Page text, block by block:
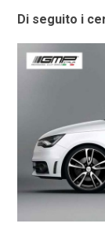
Di seguito i